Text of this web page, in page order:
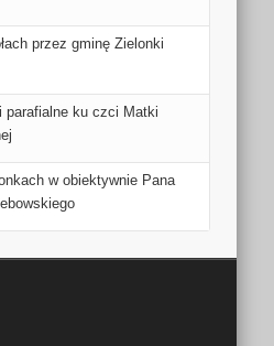
przez gminę Zielonki
parafialne ku czci Matki
w obiektywnie Pana